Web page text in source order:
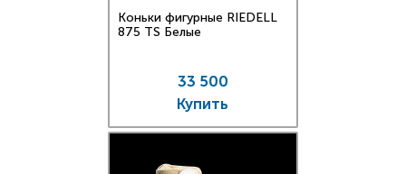
Коньки фигурные RIEDELL
875 TS Белые
33 500
Купить